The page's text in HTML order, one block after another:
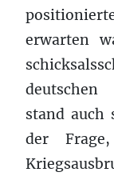
erwarten
stand auch
der